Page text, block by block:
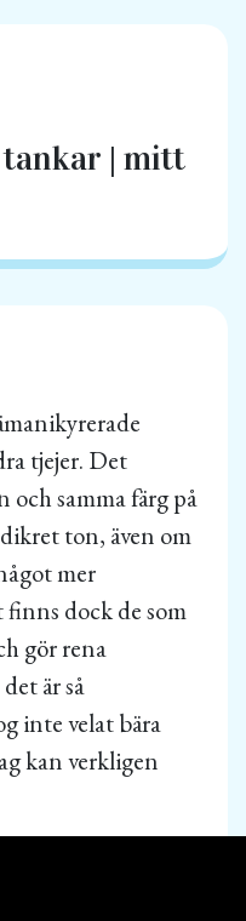
| mitt
tjejer. Det
samma färg på
ton, även om
mer
dock de som
gör rena
är så
inte velat bära
kan verkligen